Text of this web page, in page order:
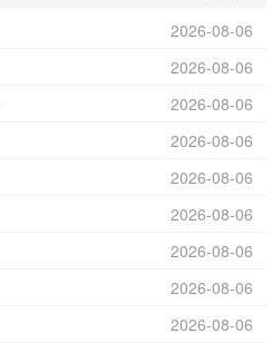
2026-08-06
2026-08-06
2026-08-06
2026-08-06
2026-08-06
2026-08-06
2026-08-06
2026-08-06
2026-08-06